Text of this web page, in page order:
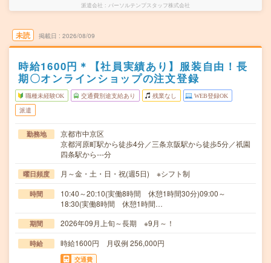
派遣会社 パーソルテンプスタッフ株式会社
未読 掲載日 2026/08/09
時給1600円＊【社員実績あり】服装自由！長
期〇オンラインショップの注文登録
職種未経験OK 交通費別途支給あり 残業なし WEB登録OK
派遣
勤務地
京都市中京区
京都河原町駅から徒歩4分／三条京阪駅から徒歩5分／祇園
四条駅から---分
曜日頻度 月～金・土・日・祝(週5日) ※シフト制
時間
10:40～20:10(実働8時間 休憩1時間30分)09:00～
18:30(実働8時間 休憩1時間…
期間 2026年09月上旬～長期 ※9月～！
時給 時給1600円 月収例 256,000円
交通費